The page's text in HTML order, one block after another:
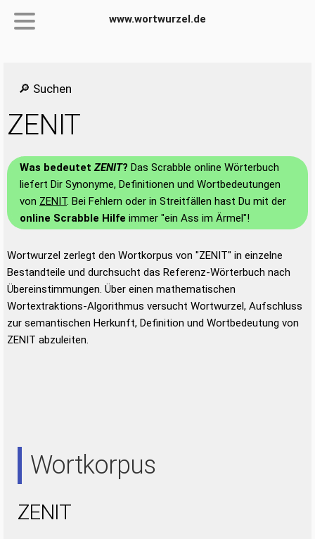
www.wortwurzel.de
🔎 Suchen
ZENIT
Was bedeutetZENIT? Das Scrabble online Wörterbuch
liefert Dir Synonyme, Definitionen und Wortbedeutungen
von ZENIT. Bei Fehlern oder in Streitfällen hast Du mit der
online Scrabble Hilfe immer "ein Ass im Ärmel"!
Wortwurzel zerlegt den Wortkorpus von "ZENIT" in einzelne
Bestandteile und durchsucht das Referenz-Wörterbuch nach
Übereinstimmungen. Über einen mathematischen
Wortextraktions-Algorithmus versucht Wortwurzel, Aufschluss
zur semantischen Herkunft, Definition und Wortbedeutung von
ZENIT abzuleiten.
Wortkorpus
ZENIT